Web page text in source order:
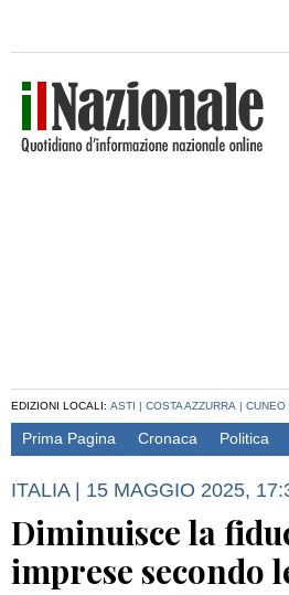
EDIZIONI LOCALI: ASTI | COSTA AZZURRA | CUNEO
Prima Pagina Cronaca Politica
ITALIA| 15 MAGGIO 2025,
Diminuisce la
imprese secondo